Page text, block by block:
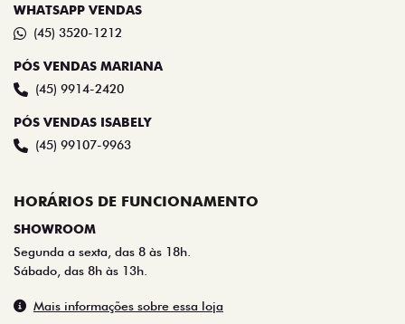
WHATSAPP VENDAS
(45) 3520-1212
PÓS VENDAS MARIANA
(45) 9914-2420
PÓS VENDAS ISABELY
(45) 99107-9963
HORÁRIOS DE FUNCIONAMENTO
SHOWROOM
Segunda a sexta, das 8 às 18h.
Sábado, das 8h às 13h.
Mais informações sobre essa loja